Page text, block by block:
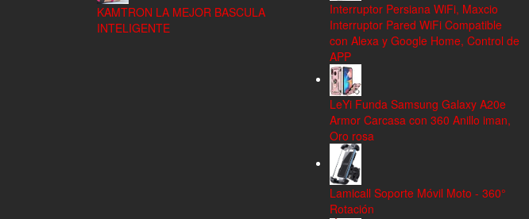
KAMTRON LA MEJOR BASCULA
INTELIGENTE
Interruptor Persiana WiFi, Maxcio
Interruptor Pared WiFi Compatible
con Alexa y Google Home, Control de
APP
LeYi Funda Samsung Galaxy A20e
Armor Carcasa con 360 Anillo iman,
Oro rosa
Lamicall Soporte Móvil Moto - 360°
Rotación